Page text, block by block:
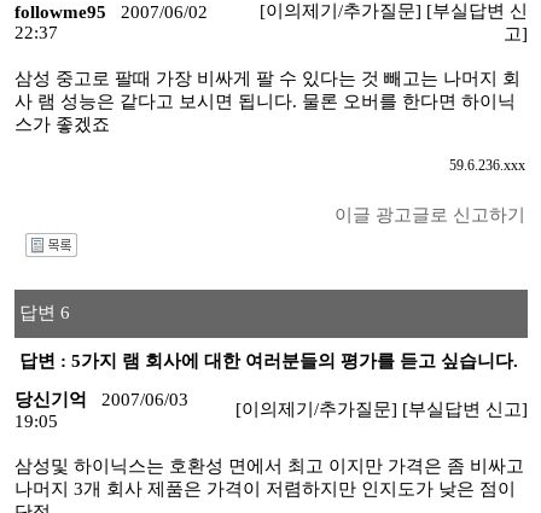
followme95
2007/06/02
22:37
[이의제기/추가질문] [부실답변 신
고]
삼성 중고로 팔때 가장 비싸게 팔 수 있다는 것 빼고는 나머지 회
사 램 성능은 같다고 보시면 됩니다. 물론 오버를 한다면 하이닉
스가 좋겠죠
59.6.236.xxx
이글 광고글로 신고하기
답변 6
답변 : 5가지 램 회사에 대한 여러분들의 평가를 듣고 싶습니다.
당신기억
2007/06/03
19:05
[이의제기/추가질문] [부실답변 신고]
삼성및 하이닉스는 호환성 면에서 최고 이지만 가격은 좀 비싸고
나머지 3개 회사 제품은 가격이 저렴하지만 인지도가 낮은 점이